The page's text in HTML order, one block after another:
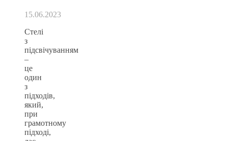
15.06.2023
Стелі
з
підсвічуванням
–
це
один
з
підходів,
який,
при
грамотному
підході,